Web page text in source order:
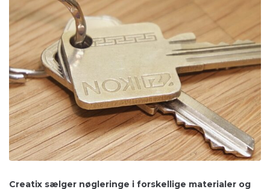
Creatix sælger nøgleringe i forskellige materialer og